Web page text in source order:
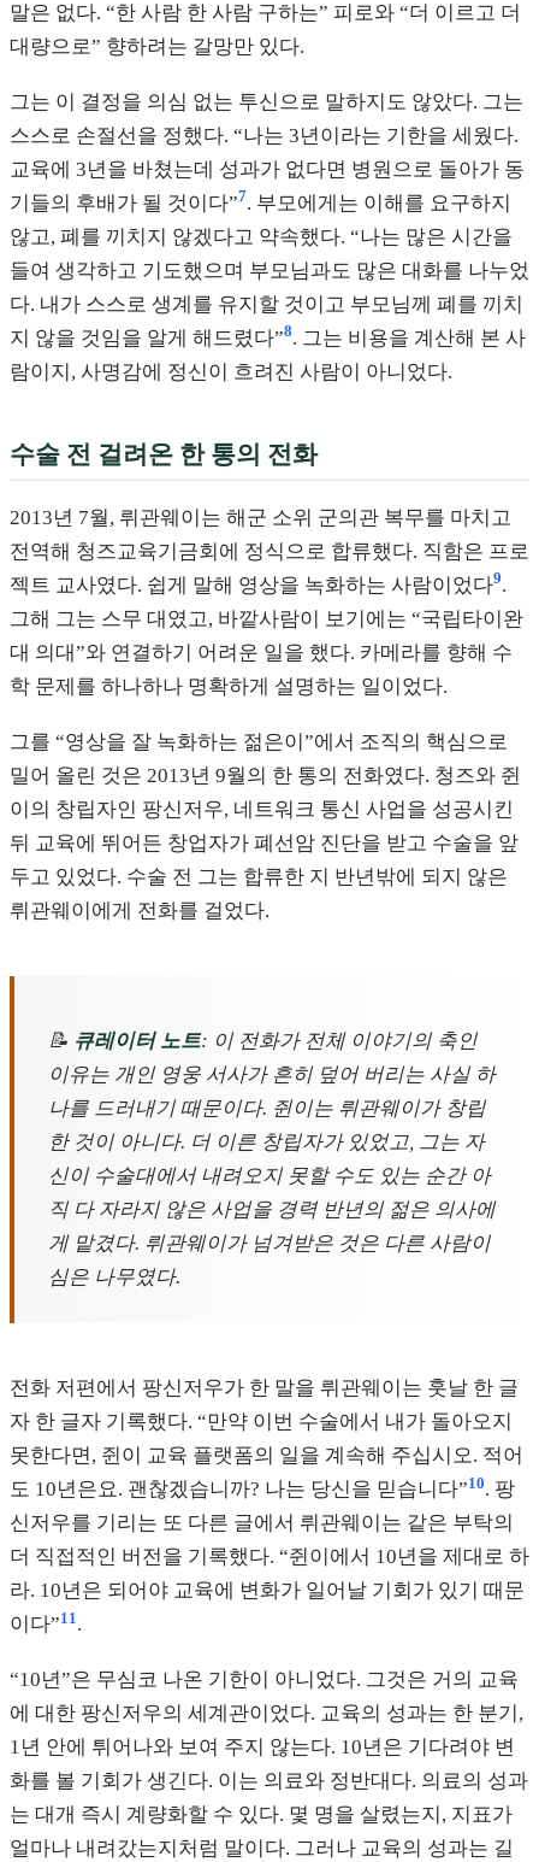
말은 없다. “한 사람 한 사람 구하는” 피로와 “더 이르고 더
대량으로” 향하려는 갈망만 있다.
그는 이 결정을 의심 없는 투신으로 말하지도 않았다. 그는
스스로 손절선을 정했다. “나는 3년이라는 기한을 세웠다.
교육에 3년을 바쳤는데 성과가 없다면 병원으로 돌아가 동
기들의 후배가 될 것이다”7. 부모에게는 이해를 요구하지
않고, 폐를 끼치지 않겠다고 약속했다. “나는 많은 시간을
들여 생각하고 기도했으며 부모님과도 많은 대화를 나누었
다. 내가 스스로 생계를 유지할 것이고 부모님께 폐를 끼치
지 않을 것임을 알게 해드렸다”8. 그는 비용을 계산해 본 사
람이지, 사명감에 정신이 흐려진 사람이 아니었다.
수술 전 걸려온 한 통의 전화
2013년 7월, 뤼관웨이는 해군 소위 군의관 복무를 마치고
전역해 청즈교육기금회에 정식으로 합류했다. 직함은 프로
젝트 교사였다. 쉽게 말해 영상을 녹화하는 사람이었다9.
그해 그는 스무 대였고, 바깥사람이 보기에는 “국립타이완
대 의대”와 연결하기 어려운 일을 했다. 카메라를 향해 수
학 문제를 하나하나 명확하게 설명하는 일이었다.
그를 “영상을 잘 녹화하는 젊은이”에서 조직의 핵심으로
밀어 올린 것은 2013년 9월의 한 통의 전화였다. 청즈와 쥔
이의 창립자인 팡신저우, 네트워크 통신 사업을 성공시킨
뒤 교육에 뛰어든 창업자가 폐선암 진단을 받고 수술을 앞
두고 있었다. 수술 전 그는 합류한 지 반년밖에 되지 않은
뤼관웨이에게 전화를 걸었다.
📝 큐레이터 노트: 이 전화가 전체 이야기의 축인
이유는 개인 영웅 서사가 흔히 덮어 버리는 사실 하
나를 드러내기 때문이다. 쥔이는 뤼관웨이가 창립
한 것이 아니다. 더 이른 창립자가 있었고, 그는 자
신이 수술대에서 내려오지 못할 수도 있는 순간 아
직 다 자라지 않은 사업을 경력 반년의 젊은 의사에
게 맡겼다. 뤼관웨이가 넘겨받은 것은 다른 사람이
심은 나무였다.
전화 저편에서 팡신저우가 한 말을 뤼관웨이는 훗날 한 글
자 한 글자 기록했다. “만약 이번 수술에서 내가 돌아오지
못한다면, 쥔이 교육 플랫폼의 일을 계속해 주십시오. 적어
도 10년은요. 괜찮겠습니까? 나는 당신을 믿습니다”10. 팡
신저우를 기리는 또 다른 글에서 뤼관웨이는 같은 부탁의
더 직접적인 버전을 기록했다. “쥔이에서 10년을 제대로 하
라. 10년은 되어야 교육에 변화가 일어날 기회가 있기 때문
이다”11 .
“10년”은 무심코 나온 기한이 아니었다. 그것은 거의 교육
에 대한 팡신저우의 세계관이었다. 교육의 성과는 한 분기,
1년 안에 튀어나와 보여 주지 않는다. 10년은 기다려야 변
화를 볼 기회가 생긴다. 이는 의료와 정반대다. 의료의 성과
는 대개 즉시 계량화할 수 있다. 몇 명을 살렸는지, 지표가
얼마나 내려갔는지처럼 말이다. 그러나 교육의 성과는 길